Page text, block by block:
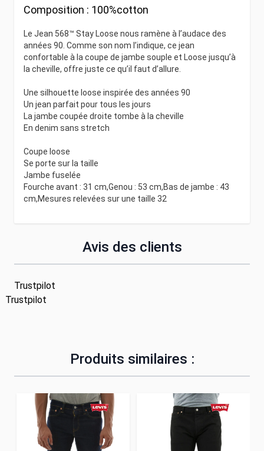
Composition : 100%cotton
Le Jean 568™ Stay Loose nous ramène à l’audace des
années 90. Comme son nom l’indique, ce jean
confortable à la coupe de jambe souple et Loose jusqu’à
la cheville, offre juste ce qu’il faut d’allure.
Une silhouette loose inspirée des années 90
Un jean parfait pour tous les jours
La jambe coupée droite tombe à la cheville
En denim sans stretch
Coupe loose
Se porte sur la taille
Jambe fuselée
Fourche avant : 31 cm,Genou : 53 cm,Bas de jambe : 43
cm,Mesures relevées sur une taille 32
Avis des clients
Trustpilot
Trustpilot
Produits similaires :